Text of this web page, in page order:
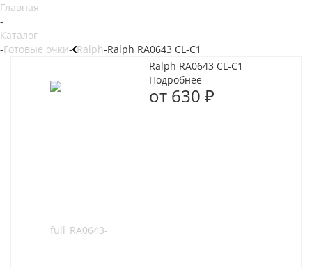
Главная
-
Каталог
-Готовые очки- Ralph-Ralph RA0643 CL-C1
Ralph RA0643 CL-C1
Подробнее
от 630 ₽